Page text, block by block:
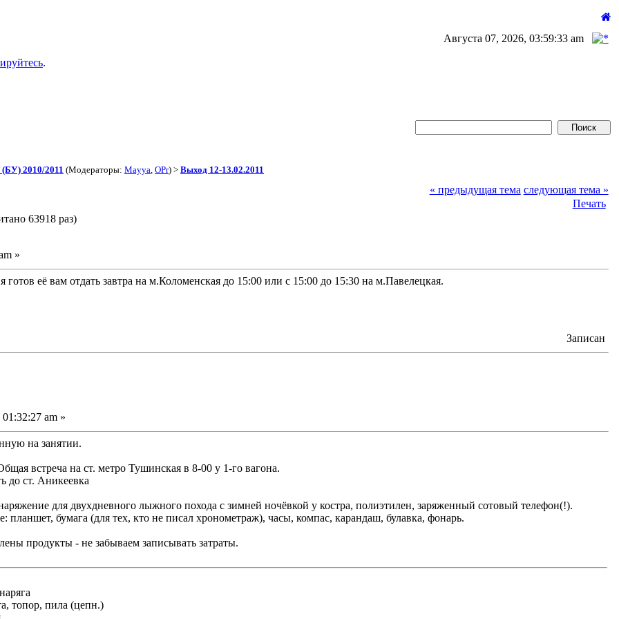
Августа 07, 2026, 03:59:33 am
.
2010/2011 (Модераторы: Mayya OPr) > Выход 12-13.02.2011
« предыдущая тема следующая тема »
Печать
63918 раз)
»
её вам отдать завтра на м.Коломенская до 15:00 или с 15:00 до 15:30 на м.Павелецкая.
Записан
am »
на занятии.
встреча на ст. метро Тушинская в 8-00 у 1-го вагона.
до ст. Аникеевка
для двухдневного лыжного похода с зимней ночёвкой у костра, полиэтилен, заряженный сотовый телефон(!).
планшет, бумага (для тех, кто не писал хронометраж), часы, компас, карандаш, булавка, фонарь.
продукты - не забываем записывать затраты.
пила (цепн.)